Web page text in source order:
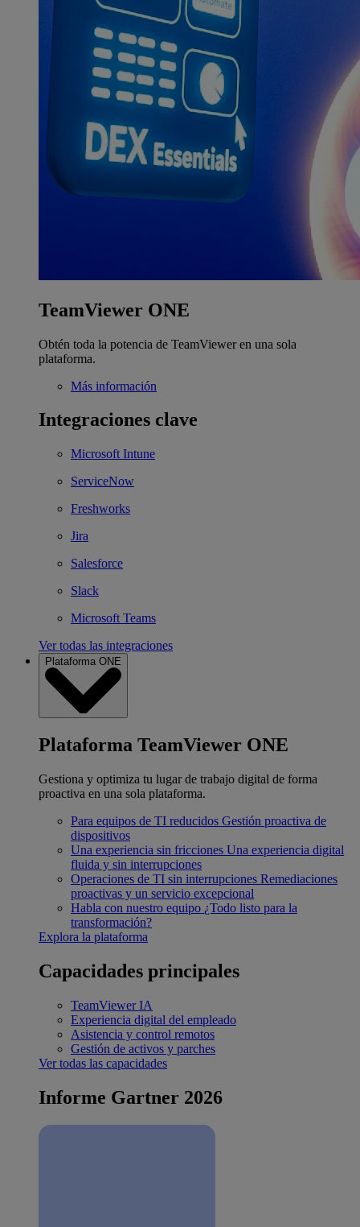
TeamViewer ONE
Obtén toda la potencia de TeamViewer en una sola
plataforma.
Más información
Integraciones clave
Microsoft Intune
ServiceNow
Freshworks
Jira
Salesforce
Slack
Microsoft Teams
Ver todas las integraciones
Plataforma ONE
Plataforma TeamViewer ONE
Gestiona y optimiza tu lugar de trabajo digital de forma
proactiva en una sola plataforma.
Para equipos de TI reducidos Gestión proactiva de
dispositivos
Una experiencia sin fricciones Una experiencia digital
fluida y sin interrupciones
Operaciones de TI sin interrupciones Remediaciones
proactivas y un servicio excepcional
Habla con nuestro equipo ¿Todo listo para la
transformación?
Explora la plataforma
Capacidades principales
TeamViewer IA
Experiencia digital del empleado
Asistencia y control remotos
Gestión de activos y parches
Ver todas las capacidades
Informe Gartner 2026